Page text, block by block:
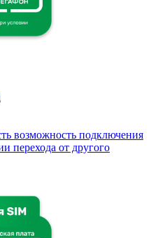
возможность подключения
перехода от другого